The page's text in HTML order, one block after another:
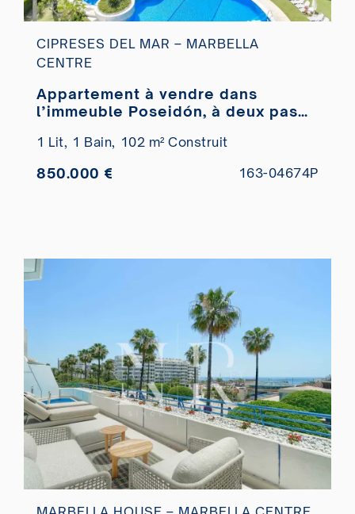
CIPRESES DEL MAR – MARBELLA
CENTRE
Appartement à vendre dans
l’immeuble Poseidón, à deux pas
1 Lit, 1 Bain, 102 m² Construit
850.000 € 163-04674P